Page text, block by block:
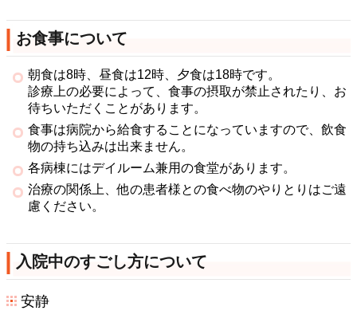
お食事について
朝食は8時、昼食は12時、夕食は18時です。
診療上の必要によって、食事の摂取が禁止されたり、お
待ちいただくことがあります。
食事は病院から給食することになっていますので、飲食
物の持ち込みは出来ません。
各病棟にはデイルーム兼用の食堂があります。
治療の関係上、他の患者様との食べ物のやりとりはご遠
慮ください。
入院中のすごし方について
安静